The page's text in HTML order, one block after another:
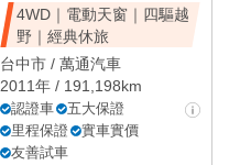
4WD｜電動天窗｜四驅越
野｜經典休旅
台中市 / 萬通汽車
2011年 / 191,198km
認證車
五大保證
里程保證
實車實價
友善試車